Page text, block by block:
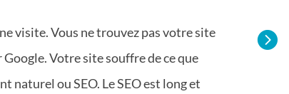
visite. Vous ne trouvez pas votre site
Votre site souffre de ce que
naturel ou SEO. Le SEO est long et
